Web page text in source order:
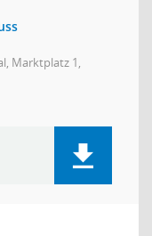
Marktplatz 1,